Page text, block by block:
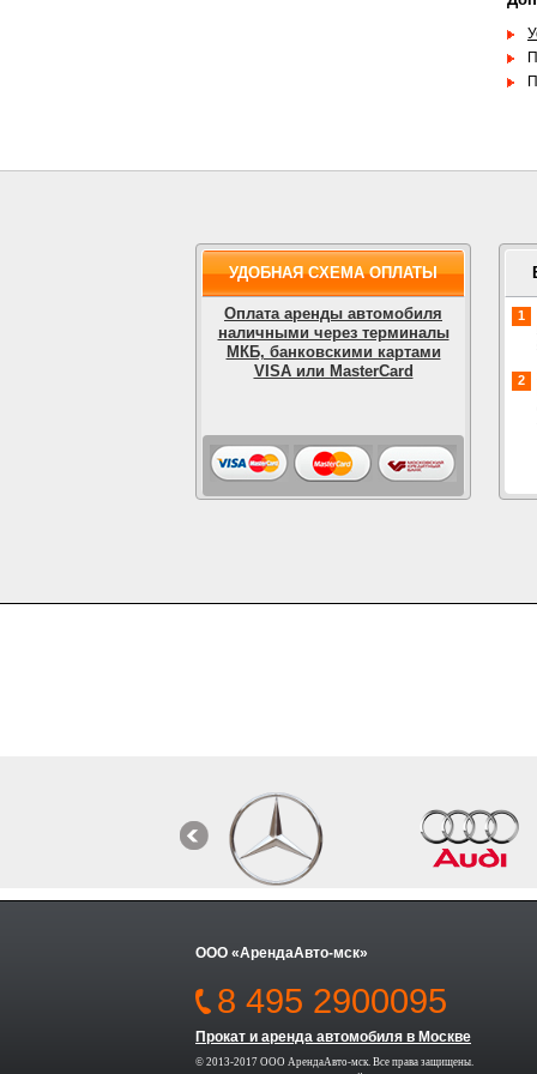
УДОБНАЯ СХЕМА ОПЛАТЫ
Оплата аренды автомобиля
наличными через терминалы
МКБ, банковскими картами
VISA или MasterCard
1
2
ООО «АрендаАвто-мск»
8 495 2900095
Прокат и аренда автомобиля в Москве
© 2013-2017 ООО АрендаАвто-мск. Все права защищены.